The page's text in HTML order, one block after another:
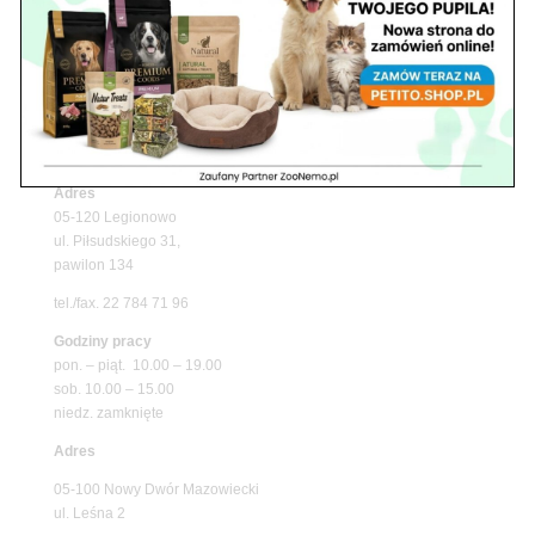
Z Życia Sklepu
Petito Pet Shop – Internetowy Sklep Zoologiczny
Online! Wszystko Dla Twojego Pupila | ZooNemo
Znajdź nas
Adres
05-120 Legionowo
ul. Piłsudskiego 31,
pawilon 134
tel./fax. 22 784 71 96
Godziny pracy
pon. – piąt. 10.00 – 19.00
sob. 10.00 – 15.00
niedz. zamknięte
Adres
05-100 Nowy Dwór Mazowiecki
ul. Leśna 2